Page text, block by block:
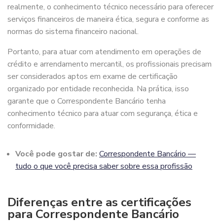
realmente, o conhecimento técnico necessário para oferecer
serviços financeiros de maneira ética, segura e conforme as
normas do sistema financeiro nacional.
Portanto, para atuar com atendimento em operações de
crédito e arrendamento mercantil, os profissionais precisam
ser considerados aptos em exame de certificação
organizado por entidade reconhecida. Na prática, isso
garante que o Correspondente Bancário tenha
conhecimento técnico para atuar com segurança, ética e
conformidade.
Você pode gostar de: Correspondente Bancário —
tudo o que você precisa saber sobre essa profissão
Diferenças entre as certificações
para Correspondente Bancário